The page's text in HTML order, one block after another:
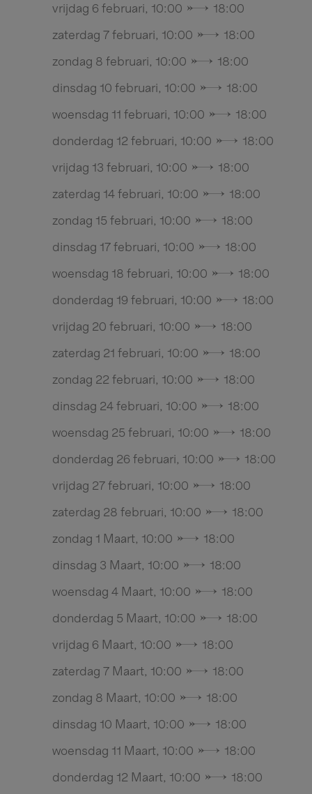
vrijdag 6 februari, 10:00 → 18:00
zaterdag 7 februari, 10:00 → 18:00
zondag 8 februari, 10:00 → 18:00
dinsdag 10 februari, 10:00 → 18:00
woensdag 11 februari, 10:00 → 18:00
donderdag 12 februari, 10:00 → 18:00
vrijdag 13 februari, 10:00 → 18:00
zaterdag 14 februari, 10:00 → 18:00
zondag 15 februari, 10:00 → 18:00
dinsdag 17 februari, 10:00 → 18:00
woensdag 18 februari, 10:00 → 18:00
donderdag 19 februari, 10:00 → 18:00
vrijdag 20 februari, 10:00 → 18:00
zaterdag 21 februari, 10:00 → 18:00
zondag 22 februari, 10:00 → 18:00
dinsdag 24 februari, 10:00 → 18:00
woensdag 25 februari, 10:00 → 18:00
donderdag 26 februari, 10:00 → 18:00
vrijdag 27 februari, 10:00 → 18:00
zaterdag 28 februari, 10:00 → 18:00
zondag 1 Maart, 10:00 → 18:00
dinsdag 3 Maart, 10:00 → 18:00
woensdag 4 Maart, 10:00 → 18:00
donderdag 5 Maart, 10:00 → 18:00
vrijdag 6 Maart, 10:00 → 18:00
zaterdag 7 Maart, 10:00 → 18:00
zondag 8 Maart, 10:00 → 18:00
dinsdag 10 Maart, 10:00 → 18:00
woensdag 11 Maart, 10:00 → 18:00
donderdag 12 Maart, 10:00 → 18:00